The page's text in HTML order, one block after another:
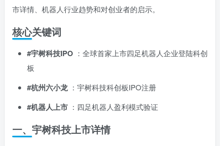
市详情、机器人行业趋势和对创业者的启示。
核心关键词
#宇树科技IPO ：全球首家上市四足机器人企业登陆科创
板
#杭州六小龙 ：宇树科技科创板IPO注册
#机器人上市 ：四足机器人盈利模式验证
一、宇树科技上市详情